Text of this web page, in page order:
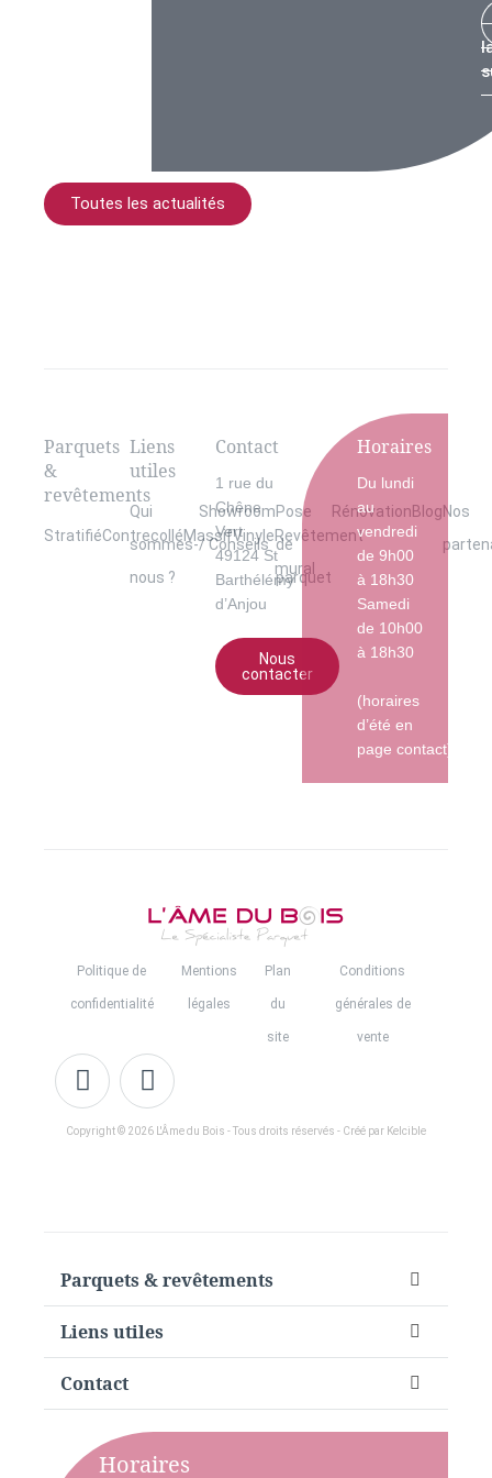
Toutes les actualités
Parquets
&
revêtements
StratifiéContrecolléMassifVinyleRevêtement
mural
Liens
utiles
Qui
sommes-
nous ?
Showroom
/ Conseils
Pose
de
parquet
RénovationBlogNos
Contact
1 rue du
Chêne
Vert
49124 St
Barthélémy
d’Anjou
Nous
contacter
Horaires
Du lundi
au
vendredi
de 9h00
à 18h30
Samedi
de 10h00
à 18h30
(horaires
d’été en
page contact)
Politique de
confidentialité
Mentions
légales
Plan
du
site
Conditions
générales de
vente
Copyright © 2026 L'Âme du Bois - Tous droits réservés - Créé par Kelcible
Parquets & revêtements
Liens utiles
Contact
Horaires